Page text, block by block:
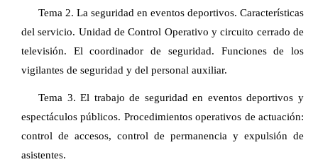
Tema 2. La seguridad en eventos deportivos. Características
del servicio. Unidad de Control Operativo y circuito cerrado de
televisión. El coordinador de seguridad. Funciones de los
vigilantes de seguridad y del personal auxiliar.
Tema 3. El trabajo de seguridad en eventos deportivos y
espectáculos públicos. Procedimientos operativos de actuación:
control de accesos, control de permanencia y expulsión de
asistentes.